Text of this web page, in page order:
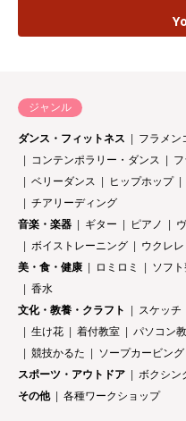
ジャンル
ダンス・フィットネス フラメン
コンテンポラリー・ダンス
ベリーダンス
ヒップホップ
チアリーディング
音楽・楽器
ギター ピアノ
ボイストレーニング
ウクレレ
美・食・健康
ロミロミ ソフ
香水
文化・教養・クラフト
スケッチ
生け花
着付教室 パソコン
競技かるた
ソープカービング
スポーツ・アウトドア
ボクシン
その他
各種ワークショップ